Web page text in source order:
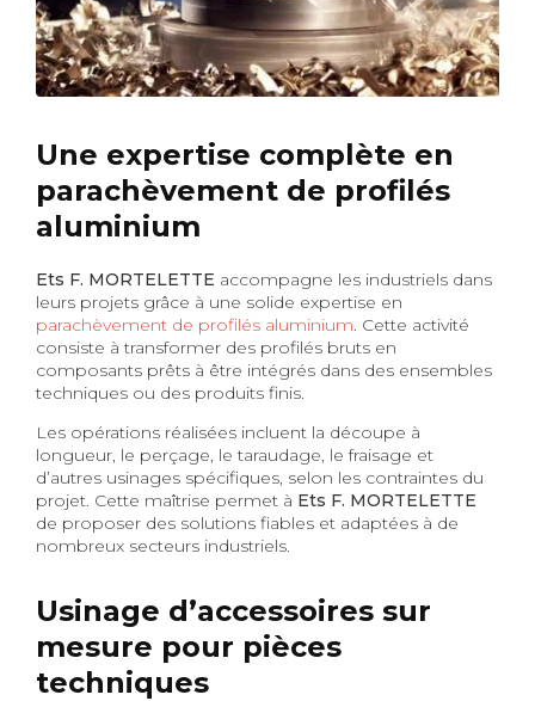
Une expertise complète en
parachèvement de profilés
aluminium
Ets F. MORTELETTE accompagne les industriels dans
leurs projets grâce à une solide expertise en
parachèvement de profilés aluminium. Cette activité
consiste à transformer des profilés bruts en
composants prêts à être intégrés dans des ensembles
techniques ou des produits finis.
Les opérations réalisées incluent la découpe à
longueur, le perçage, le taraudage, le fraisage et
d’autres usinages spécifiques, selon les contraintes du
projet. Cette maîtrise permet à Ets F. MORTELETTE
de proposer des solutions fiables et adaptées à de
nombreux secteurs industriels.
Usinage d’accessoires sur
mesure pour pièces
techniques